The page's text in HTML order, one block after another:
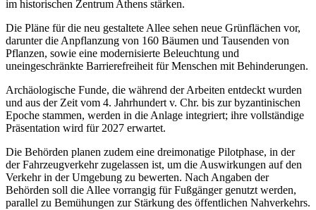
im historischen Zentrum Athens stärken.
Die Pläne für die neu gestaltete Allee sehen neue Grünflächen vor,
darunter die Anpflanzung von 160 Bäumen und Tausenden von
Pflanzen, sowie eine modernisierte Beleuchtung und
uneingeschränkte Barrierefreiheit für Menschen mit Behinderungen.
Archäologische Funde, die während der Arbeiten entdeckt wurden
und aus der Zeit vom 4. Jahrhundert v. Chr. bis zur byzantinischen
Epoche stammen, werden in die Anlage integriert; ihre vollständige
Präsentation wird für 2027 erwartet.
Die Behörden planen zudem eine dreimonatige Pilotphase, in der
der Fahrzeugverkehr zugelassen ist, um die Auswirkungen auf den
Verkehr in der Umgebung zu bewerten. Nach Angaben der
Behörden soll die Allee vorrangig für Fußgänger genutzt werden,
parallel zu Bemühungen zur Stärkung des öffentlichen Nahverkehrs.